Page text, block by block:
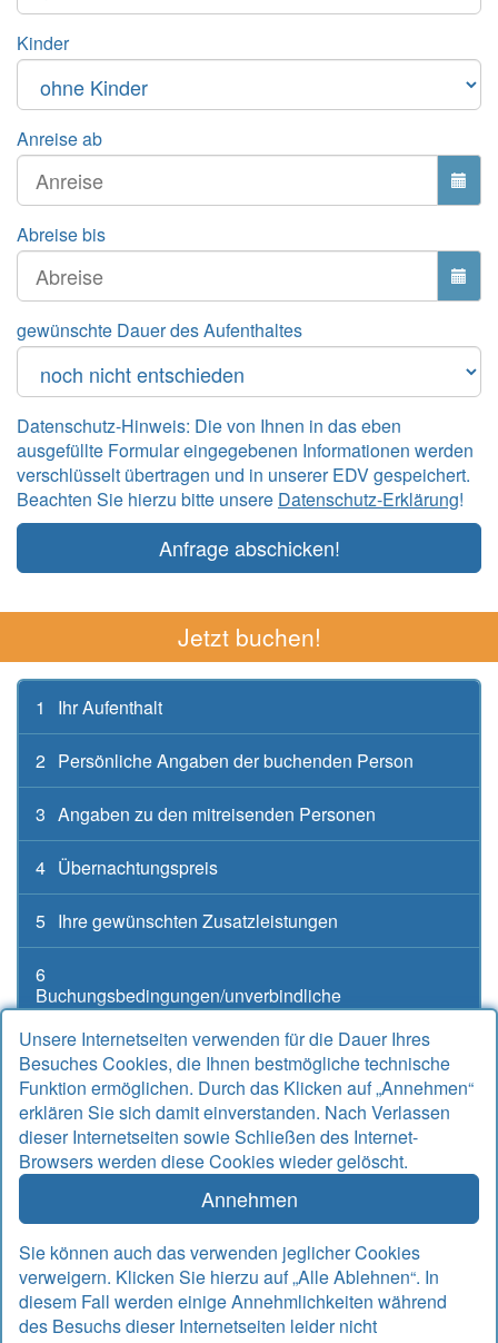
Unsere Internetseiten verwenden für die Dauer Ihres
Besuches Cookies, die Ihnen bestmögliche technische
Funktion ermöglichen. Durch das Klicken auf „Annehmen“
erklären Sie sich damit einverstanden. Nach Verlassen
dieser Internetseiten sowie Schließen des Internet-
Browsers werden diese Cookies wieder gelöscht.
Annehmen
Sie können auch das verwenden jeglicher Cookies
verweigern. Klicken Sie hierzu auf „Alle Ablehnen“. In
diesem Fall werden einige Annehmlichkeiten während
des Besuchs dieser Internetseiten leider nicht
Kinder
Anreise ab
Abreise bis
gewünschte Dauer des Aufenthaltes
Datenschutz-Hinweis: Die von Ihnen in das eben
ausgefüllte Formular eingegebenen Informationen werden
verschlüsselt übertragen und in unserer EDV gespeichert.
Beachten Sie hierzu bitte unsere Datenschutz-Erklärung!
Anfrage abschicken!
Jetzt buchen!
1 Ihr Aufenthalt
2 Persönliche Angaben der buchenden Person
3 Angaben zu den mitreisenden Personen
4 Übernachtungspreis
5 Ihre gewünschten Zusatzleistungen
6
Buchungsbedingungen/unverbindliche
Buchungsanfrage
Kontakt
Alter Sielweg 17 A
Telefon 04971 912667
Telefax
04971 925764
Email
info@rudek-ferienwohnungen.de
www.rudek-ferienwohnungen.de